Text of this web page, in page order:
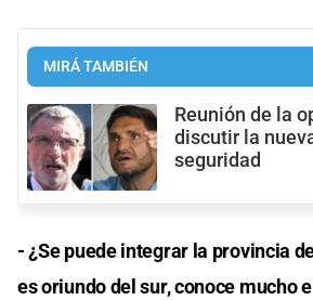
MIRÁ TAMBIÉN
Reunión de la
discutir la
seguridad
- ¿Se puede integrar la provincia
es oriundo del sur, conoce mucho